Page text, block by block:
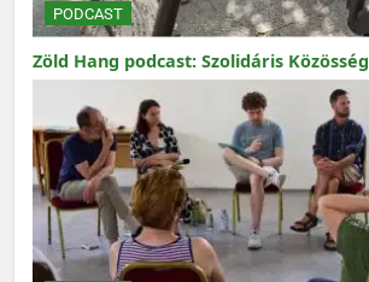
PODCAST
Zöld Hang podcast: Szolidáris